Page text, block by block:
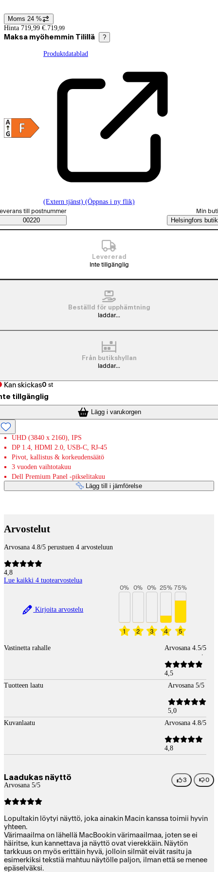
Prisinformation
Moms 24 %
Hinta 719,99 €. 719,99
Maksa myöhemmin Tilillä ?
Produktdatablad
(Extern tjänst) (Öppnas i ny flik)
Saatavuustiedot
beställningssätt
till postnummer
00220
Min
Helsingfors butik
Levererad
Inte tillgänglig
Beställd för upphämtning
laddar...
Från butikshyllan
laddar...
Kan skickas0 st
tillgänglig
Lägg i varukorgen
UHD (3840 x 2160), IPS
DP 1.4, HDMI 2.0, USB-C, RJ-45
Pivot, kallistus & korkeudensäätö
3 vuoden vaihtotakuu
Dell Premium Panel -pikselitakuu
Lägg till i jämförelse
Arvostelut
Arvosana 4.8/5 perustuen 4 arvosteluun
4,8
Lue kaikki 4 tuotearvostelua
Kirjoita arvostelu
1
0%
2
0%
3
0%
4
25%
5
75%
Vastinetta rahalle Arvosana 4.5/5
4,5
Tuotteen laatu
Arvosana 5/5
5,0
Kuvanlaatu
Arvosana 4.8/5
4,8
Laadukas näyttö
Arvosana 5/5
3 0
Lopultakin löytyi näyttö, joka ainakin Macin kanssa toimii hyvin
yhteen.
Värimaailma on lähellä MacBookin värimaailmaa, joten se ei
häiritse, kun kannettava ja näyttö ovat vierekkäin. Näytön
tarkkuus on myös erittäin hyvä, jolloin silmät eivät rasitu ja
esimerkiksi tekstiä mahtuu näytölle paljon, ilman että se menee
epäselväksi.